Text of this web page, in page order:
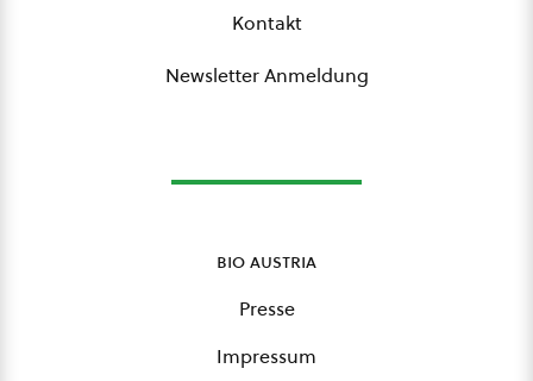
Kontakt
Newsletter Anmeldung
bio austria
Presse
Impressum